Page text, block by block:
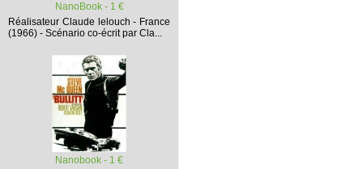
NanoBook - 1 €
Réalisateur Claude lelouch - France
(1966) - Scénario co-écrit par Cla...
Nanobook - 1 €